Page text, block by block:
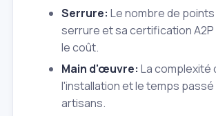
Serrure: Le nombre de points
serrure et sa certification
le coût.
Main d'œuvre: La complexité
l'installation et le temps
artisans.